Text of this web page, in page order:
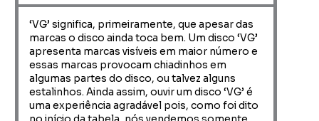
‘VG’ significa, primeiramente, que apesar das
marcas o disco ainda toca bem. Um disco ‘VG’
apresenta marcas visíveis em maior número e
essas marcas provocam chiadinhos em
algumas partes do disco, ou talvez alguns
estalinhos. Ainda assim, ouvir um disco ‘VG’ é
uma experiência agradável pois, como foi dito